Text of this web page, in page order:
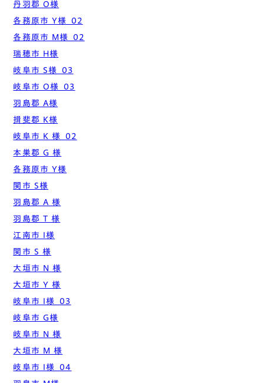
丹羽郡 O様
各務原市 Y様_02
各務原市 M様_02
瑞穂市 H様
岐阜市 S様_03
岐阜市 O様_03
羽島郡 A様
揖斐郡 K様
岐阜市 K 様_02
本巣郡 G 様
各務原市 Y様
関市 S様
羽島郡 A 様
羽島郡 T 様
江南市 I様
関市 S 様
大垣市 N 様
大垣市 Y 様
岐阜市 I様_03
岐阜市 G様
岐阜市 N 様
大垣市 M 様
岐阜市 I様_04